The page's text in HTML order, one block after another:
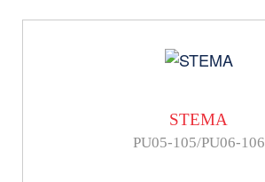
STEMA
PU05-105/PU06-106